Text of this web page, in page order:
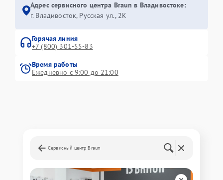
Адрес сервисного центра Braun в Владивостоке:
г. Владивосток, Русская ул., 2К
Горячая линия
+7 (800) 301-55-83
Время работы
Ежедневно с 9:00 до 21:00
Сервисный центр Braun